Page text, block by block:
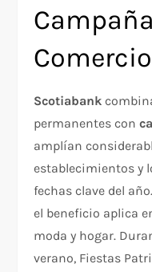
Scotiabank
permanentes con
amplían
establecimientos y
fechas clave del
el beneficio aplica
moda y hogar.
verano, Fiestas